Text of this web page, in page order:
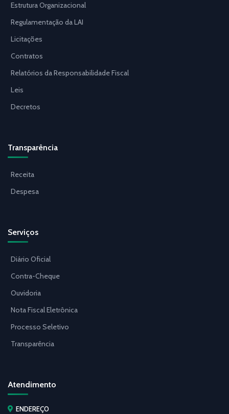
Estrutura Organizacional
Regulamentação da LAI
Licitações
Contratos
Relatórios da Responsabilidade Fiscal
Leis
Decretos
Transparência
Receita
Despesa
Serviços
Diário Oficial
Contra-Cheque
Ouvidoria
Nota Fiscal Eletrônica
Processo Seletivo
Transparência
Atendimento
ENDEREÇO